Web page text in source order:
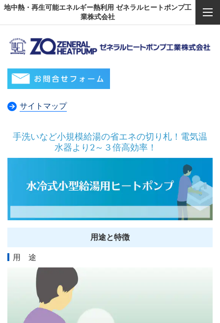
地中熱・再生可能エネルギー熱利用 ゼネラルヒートポンプ工
業株式会社
サイトマップ
手洗いなど小規模給湯の省エネの切り札！電気温
水器より2～３倍高効率！
用途と特徴
用 途